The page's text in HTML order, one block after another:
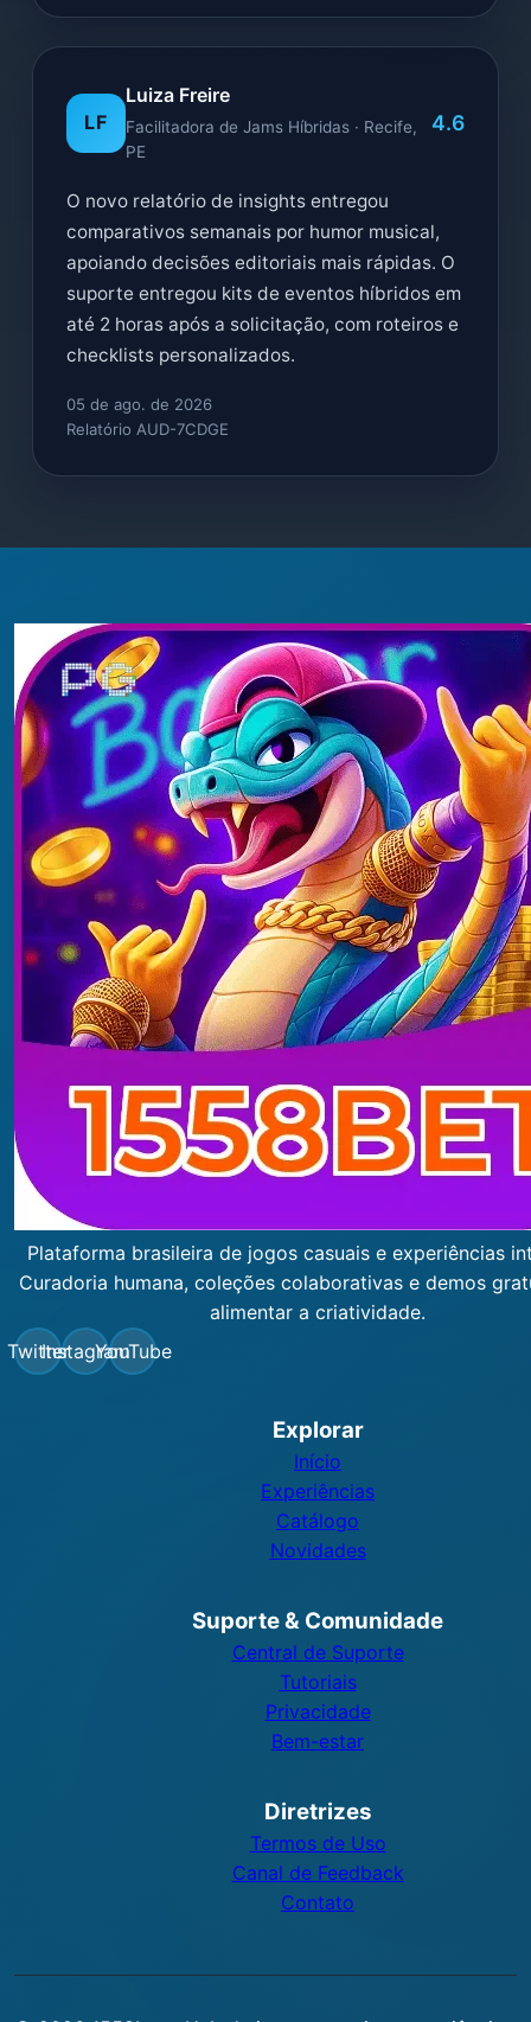
LF
Luiza Freire
Facilitadora de Jams Híbridas · Recife,
PE
4.6
O novo relatório de insights entregou
comparativos semanais por humor musical,
apoiando decisões editoriais mais rápidas. O
suporte entregou kits de eventos híbridos em
até 2 horas após a solicitação, com roteiros e
checklists personalizados.
05 de ago. de 2026
Relatório AUD-7CDGE
Plataforma brasileira de jogos casuais e experiências
Curadoria humana, coleções colaborativas e demos
alimentar a criatividade.
TwitterInstagramYouTube
Explorar
Início
Experiências
Catálogo
Novidades
Suporte & Comunidade
Central de Suporte
Tutoriais
Privacidade
Bem-estar
Diretrizes
Termos de Uso
Canal de Feedback
Contato